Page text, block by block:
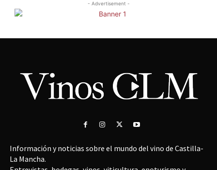
- Advertisement -
Información y noticias sobre el mundo del vino de Castilla-
La Mancha.